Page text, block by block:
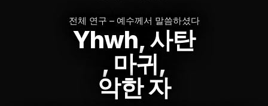
전체 연구 – 예수께서 말씀하셨다
Yhwh, 사탄
, 마귀,
악한 자